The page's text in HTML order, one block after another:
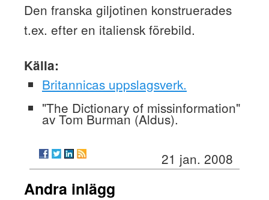
Den franska giljotinen konstruerades
t.ex. efter en italiensk förebild.
Källa:
Britannicas uppslagsverk.
"The Dictionary of missinformation"
av Tom Burman (Aldus).
21 jan. 2008
Andra inlägg